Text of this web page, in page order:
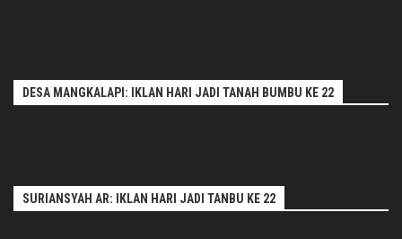
DESA MANGKALAPI: IKLAN HARI JADI TANAH BUMBU KE 22
SURIANSYAH AR: IKLAN HARI JADI TANBU KE 22